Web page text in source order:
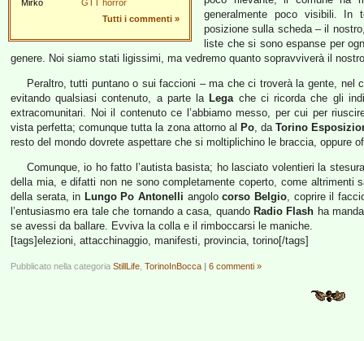
Mirko
GTT horror
Tutti i commenti »
generalmente poco visibili. In
posizione sulla scheda – il
liste che si sono espanse per
genere. Noi siamo stati ligissimi, ma vedremo quanto sopravviverà il
Peraltro, tutti puntano o sui faccioni – ma che ci troverà la gente, nel
evitando qualsiasi contenuto, a parte la Legache ci ricorda che gli
extracomunitari. Noi il contenuto ce l’abbiamo messo, per cui per
vista perfetta; comunque tutta la zona attorno al Po, daTorino
resto del mondo dovrete aspettare che si moltiplichino le braccia, oppure
Comunque, io ho fatto l’autista basista; ho lasciato volentieri la
della mia, e difatti non ne sono completamente coperto, come altrimenti
della serata, in Lungo Po Antonelli angolocorso Belgio, coprire il
l’entusiasmo era tale che tornando a casa, quando Radio Flash ha
se avessi da ballare. Evviva la colla e il rimboccarsi le maniche.
[tags]elezioni, attacchinaggio, manifesti, provincia, torino[/tags]
Pubblicato nella categoria StillLife TorinoInBocca | 6 commenti »